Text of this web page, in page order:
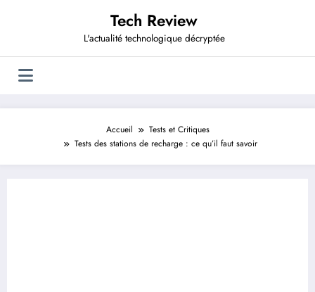
Tech Review
L'actualité technologique décryptée
Accueil
Tests et Critiques
Tests des stations de recharge : ce qu’il faut savoir